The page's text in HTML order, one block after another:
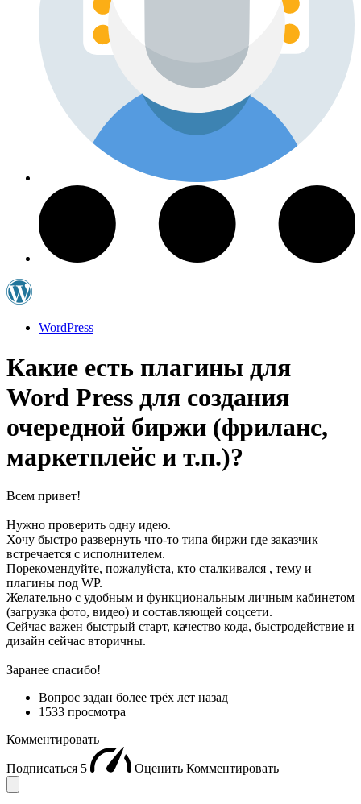
WordPress
Какие есть плагины для
Word Press для создания
очередной биржи (фриланс,
маркетплейс и т.п.)?
Всем привет!
Нужно проверить одну идею.
Хочу быстро развернуть что-то типа биржи где заказчик
встречается с исполнителем.
Порекомендуйте, пожалуйста, кто сталкивался , тему и
плагины под WP.
Желательно с удобным и функциональным личным кабинетом
(загрузка фото, видео) и составляющей соцсети.
Сейчас важен быстрый старт, качество кода, быстродействие и
дизайн сейчас вторичны.
Заранее спасибо!
Вопрос задан более трёх лет назад
1533 просмотра
Комментировать
Подписаться 5 Оценить Комментировать